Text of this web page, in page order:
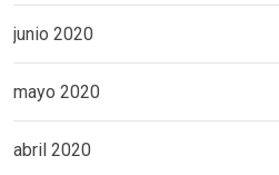
junio 2020
mayo 2020
abril 2020